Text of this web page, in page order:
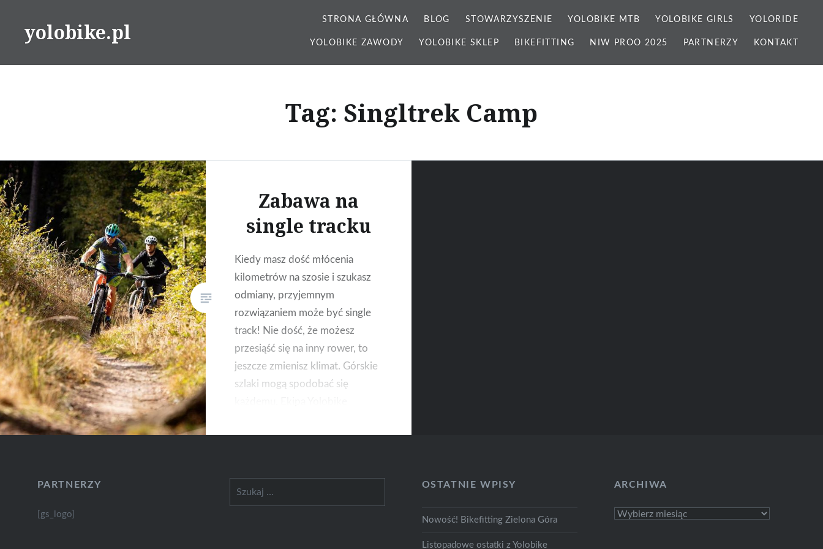
yolobike.pl STRONA GŁÓWNA BLOG STOWARZYSZENIE YOLOBIKE MTB YOLOBIKE GIRLS YOLORIDE
YOLOBIKE ZAWODY YOLOBIKE SKLEP BIKEFITTING NIW PROO 2025 PARTNERZY KONTAKT
Tag: Singltrek Camp
Zabawa na
single tracku
Kiedy masz dość młócenia
kilometrów na szosie i szukasz
odmiany, przyjemnym
rozwiązaniem może być single
track! Nie dość, że możesz
przesiąść się na inny rower, to
jeszcze zmienisz klimat. Górskie
szlaki mogą spodobać się
go w Novym Mescie nad
PARTNERZY
[gs_logo]
OSTATNIE WPISY
Nowość! Bikefitting Zielona Góra
Listopadowe ostatki z Yolobike
ARCHIWA
Archiwa